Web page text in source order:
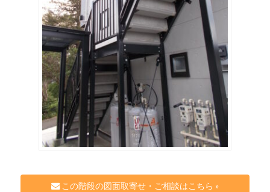
この階段の図面取寄せ・ご相談はこちら »